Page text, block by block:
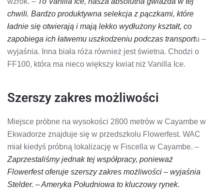
chwili. Bardzo produktywna selekcja z pączkami, które
ładnie się otwierają i mają lekko wydłużony kształt, co
zapobiega ich łatwemu uszkodzeniu podczas transportu –
wyjaśnia. Inna biała róża również jest świetna. Chodzi o
FF100, która ma nieco większy kwiat niż Vanilla Ice.
Szerszy zakres możliwości
Miejsce próbne na wysokości 2800 metrów w Cayambe w
Ekwadorze znajduje się w przedszkolu Flowerfest. WAC
miał kiedyś próbną lokalizację w Fiscella w Cayambe. –
Zaprzestaliśmy jednak tej współpracy, ponieważ
Flowerfest oferuje szerszy zakres możliwości – wyjaśnia
Stelder. – Ameryka Południowa to kluczowy rynek.